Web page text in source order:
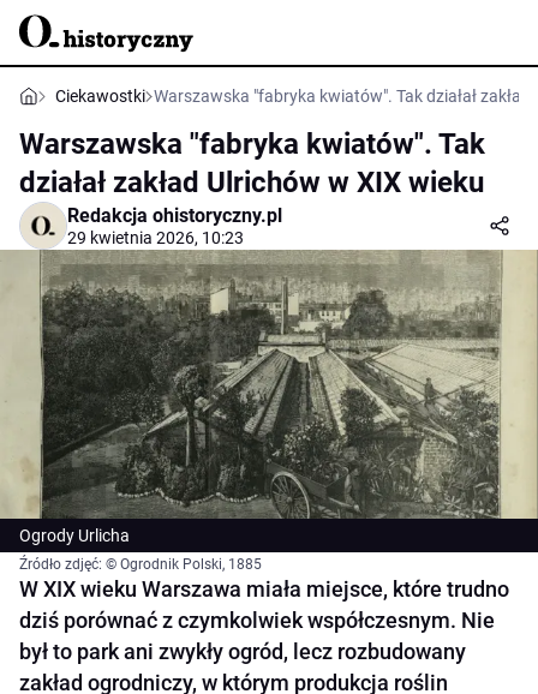
Ciekawostki Warszawska "fabryka kwiatów". Tak działał
Warszawska "fabryka kwiatów". Tak
działał zakład Ulrichów w XIX wieku
Redakcja ohistoryczny.pl
29 kwietnia 2026, 10:23
Ogrody Urlicha
Źródło zdjęć: © Ogrodnik Polski, 1885
W XIX wieku Warszawa miała miejsce, które trudno
dziś porównać z czymkolwiek współczesnym. Nie
był to park ani zwykły ogród, lecz rozbudowany
zakład ogrodniczy, w którym produkcja roślin